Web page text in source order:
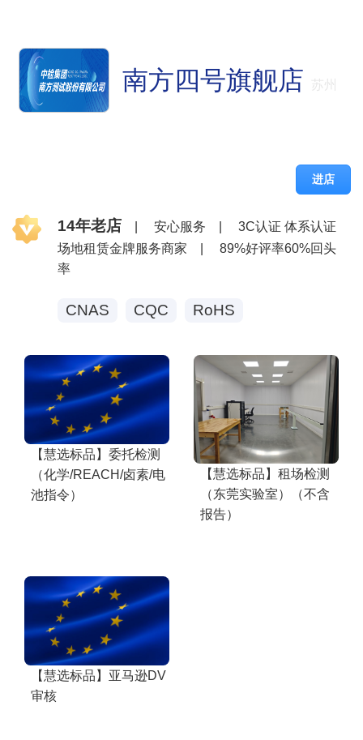
南方四号旗舰店 苏州
进店
14年老店 安心服务
3C认证 体系认证
场地租赁金牌服务商家
89%好评率60%回头
率
CNAS CQC RoHS
【慧选标品】委托检测
（化学/REACH/卤素/电
池指令）
【慧选标品】租场检测
（东莞实验室）（不含
报告）
【慧选标品】亚马逊DV
审核